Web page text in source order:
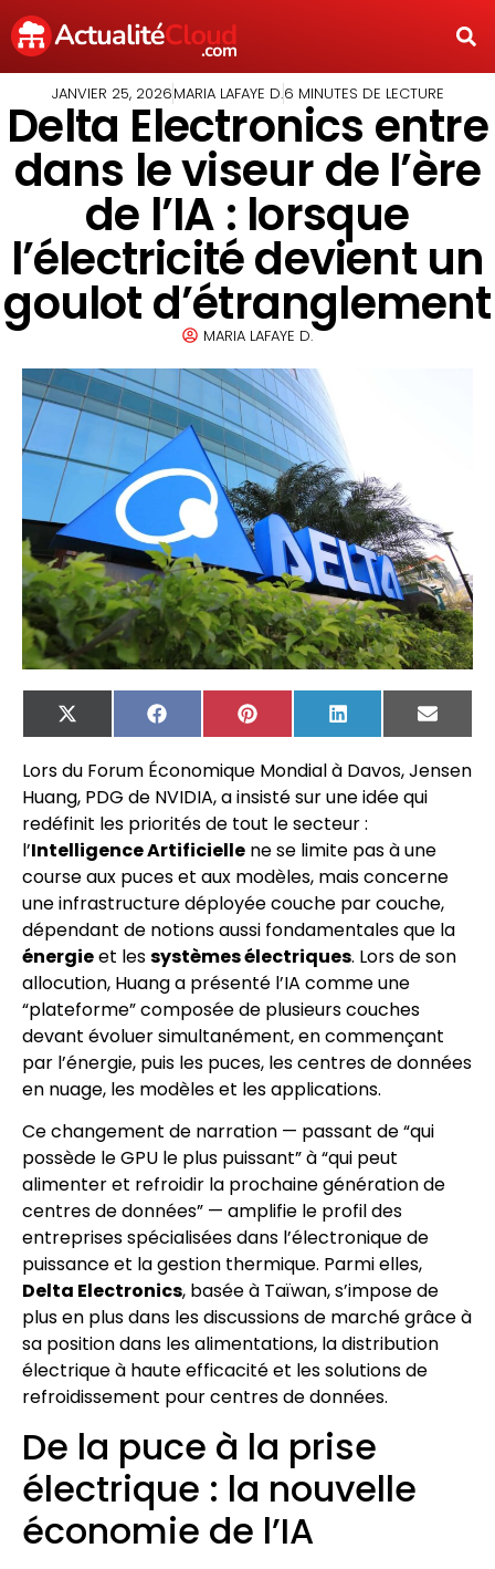
JANVIER 25, 2026MARIA LAFAYE D.6 MINUTES DE LECTURE
Delta Electronics entre
dans le viseur de l’ère
de l’IA : lorsque
l’électricité devient un
goulot d’étranglement
MARIA LAFAYE D.
X
(Twitter)
FacebookPinterest LinkedIn
Email
Lors du Forum Économique Mondial à Davos, Jensen
Huang, PDG de NVIDIA, a insisté sur une idée qui
redéfinit les priorités de tout le secteur :
l’Intelligence Artificielle ne se limite pas à une
course aux puces et aux modèles, mais concerne
une infrastructure déployée couche par couche,
dépendant de notions aussi fondamentales que la
énergieet lessystèmes électriques. Lors de son
allocution, Huang a présenté l’IA comme une
“plateforme” composée de plusieurs couches
devant évoluer simultanément, en commençant
par l’énergie, puis les puces, les centres de données
en nuage, les modèles et les applications.
Ce changement de narration — passant de “qui
possède le GPU le plus puissant” à “qui peut
alimenter et refroidir la prochaine génération de
centres de données” — amplifie le profil des
entreprises spécialisées dans l’électronique de
puissance et la gestion thermique. Parmi elles,
Delta Electronics, basée à Taïwan, s’impose de
plus en plus dans les discussions de marché grâce à
sa position dans les alimentations, la distribution
électrique à haute efficacité et les solutions de
refroidissement pour centres de données.
De la puce à la prise
électrique : la nouvelle
économie de l’IA